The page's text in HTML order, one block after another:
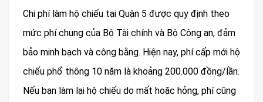
Chi phí làm hộ chiếu tại Quận 5 được quy định theo
mức phí chung của Bộ Tài chính và Bộ Công an, đảm
bảo minh bạch và công bằng. Hiện nay, phí cấp mới hộ
chiếu phổ thông 10 năm là khoảng 200.000 đồng/lần.
Nếu bạn làm lại hộ chiếu do mất hoặc hỏng, phí cũng